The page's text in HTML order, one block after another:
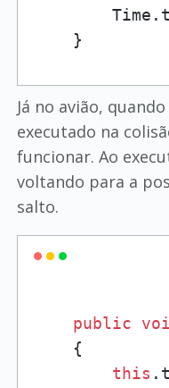
    }
Já no avião,
executado na
funcionar. Ao
voltando para a
salto.
public
    {
this